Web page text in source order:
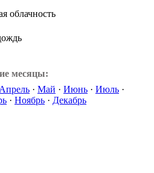
облачность
месяцы:
Апрель · Май · Июнь · Июль ·
· Ноябрь · Декабрь